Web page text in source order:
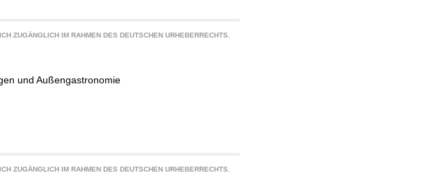
ZUGÄNGLICH IM RAHMEN DES DEUTSCHEN URHEBERRECHTS.
und Außengastronomie
ZUGÄNGLICH IM RAHMEN DES DEUTSCHEN URHEBERRECHTS.